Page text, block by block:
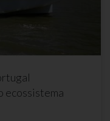
ecossistema